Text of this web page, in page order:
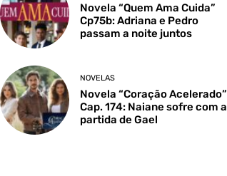
Novela “Quem Ama Cuida”
Cp75b: Adriana e Pedro
passam a noite juntos
NOVELAS
Novela “Coração Acelerado”
Cap. 174: Naiane sofre com a
partida de Gael